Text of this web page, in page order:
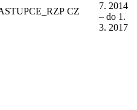
CZ
7. 2014
– do 1.
3. 2017